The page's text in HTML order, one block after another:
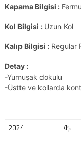
Kapama Bilgisi :
Kol Bilgisi : Uzun Kol
Kalıp Bilgisi : Regular
Detay :
-Yumuşak dokulu
-Üstte ve kollarda
2024 : KIŞ